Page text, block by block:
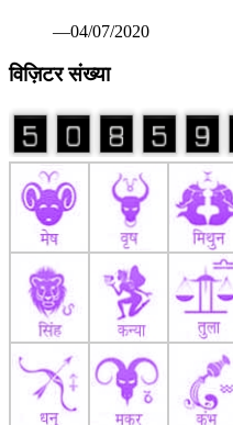
—04/07/2020
विज़िटर संख्या